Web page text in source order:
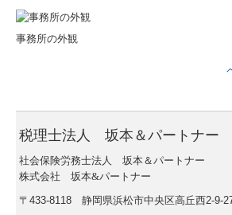
訪問インタビュー
最新セミナー案内
セミナー申し込み
電帳法・インボイス最新情報
事務所の外観
税理士法人 坂本＆パートナー
社会保険労務士法人 坂本＆パートナー
株式会社 坂本&パートナー
〒433-8118 静岡県浜松市中央区高丘西2-9-